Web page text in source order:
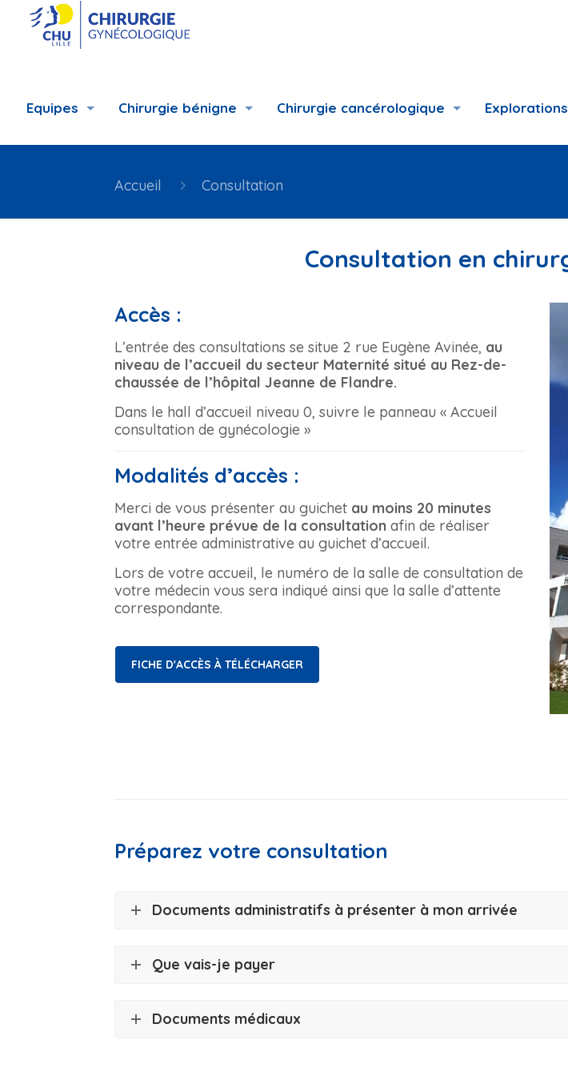
Equipes Chirurgie bénigne Chirurgie cancérologique
Accueil Consultation
Consultation en
Accès :
L’entrée des consultations se situe 2 rue Eugène Avinée, au
niveau de l’accueil du secteur Maternité situé au Rez-de-
chaussée de l’hôpital Jeanne de Flandre.
Dans le hall d’accueil niveau 0, suivre le panneau « Accueil
consultation de gynécologie »
Modalités d’accès :
Merci de vous présenter au guichet au moins 20 minutes
avant l’heure prévue de la consultationafin de réaliser
votre entrée administrative au guichet d’accueil.
Lors de votre accueil, le numéro de la salle de consultation de
votre médecin vous sera indiqué ainsi que la salle d’attente
correspondante.
FICHE D'ACCÈS À TÉLÉCHARGER
Préparez votre consultation
Documents administratifs à présenter à mon arrivée
Que vais-je payer
Documents médicaux